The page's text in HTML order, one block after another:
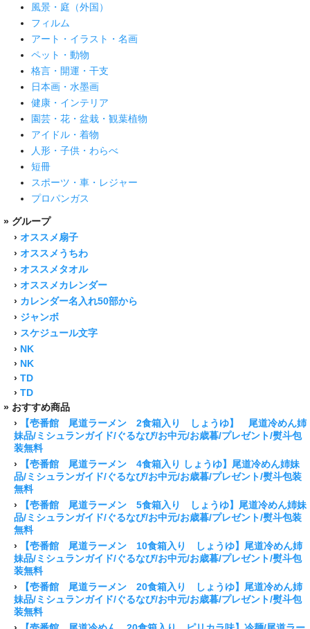
風景・庭（外国）
フィルム
アート・イラスト・名画
ペット・動物
格言・開運・干支
日本画・水墨画
健康・インテリア
園芸・花・盆栽・観葉植物
アイドル・着物
人形・子供・わらべ
短冊
スポーツ・車・レジャー
プロパンガス
» グループ
› オススメ扇子
› オススメうちわ
› オススメタオル
› オススメカレンダー
› カレンダー名入れ50部から
› ジャンボ
› スケジュール文字
› NK
› NK
› TD
› TD
» おすすめ商品
›
【壱番館 尾道ラーメン 2食箱入り しょうゆ】 尾道冷めん姉
妹品/ミシュランガイド/ぐるなび/お中元/お歳暮/プレゼント/熨斗包
装無料
›
【壱番館 尾道ラーメン 4食箱入り しょうゆ】尾道冷めん姉妹
品/ミシュランガイド/ぐるなび/お中元/お歳暮/プレゼント/熨斗包装
無料
›
【壱番館 尾道ラーメン 5食箱入り しょうゆ】尾道冷めん姉妹
品/ミシュランガイド/ぐるなび/お中元/お歳暮/プレゼント/熨斗包装
無料
›
【壱番館 尾道ラーメン 10食箱入り しょうゆ】尾道冷めん姉
妹品/ミシュランガイド/ぐるなび/お中元/お歳暮/プレゼント/熨斗包
装無料
›
【壱番館 尾道ラーメン 20食箱入り しょうゆ】尾道冷めん姉
妹品/ミシュランガイド/ぐるなび/お中元/お歳暮/プレゼント/熨斗包
装無料